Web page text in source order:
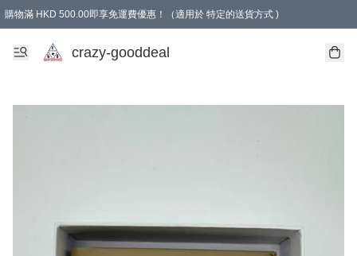
購物滿 HKD 500.00即享免運費優惠！（適用於 特定的送貨方式 )
成為會員可享免費禮品
crazy-gooddeal